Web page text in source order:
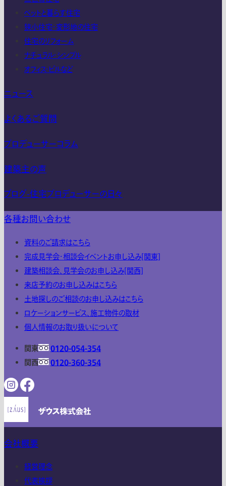
ペットと暮らす住宅
狭小住宅・変形地の住宅
住宅のリフォーム
ナチュラル・シンプル
オフィス・ビルなど
ニュース
よくあるご質問
プロデューサーコラム
建築主の声
ブログ-住宅プロデューサーの日々
各種お問い合わせ
資料のご請求はこちら
完成見学会・相談会イベントお申し込み[関東]
建築相談会、見学会のお申し込み[関西]
来店予約のお申し込みはこちら
土地探しのご相談のお申し込みはこちら
ロケーションサービス、施工物件の取材
個人情報のお取り扱いについて
関東
0120-054-354
関西
0120-360-354
会社概要
経営理念
代表挨拶